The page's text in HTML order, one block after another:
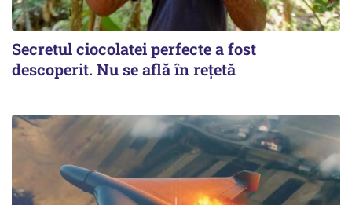
Secretul ciocolatei perfecte a fost
descoperit. Nu se află în rețetă